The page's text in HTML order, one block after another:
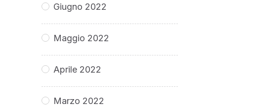
Giugno 2022
Maggio 2022
Aprile 2022
Marzo 2022